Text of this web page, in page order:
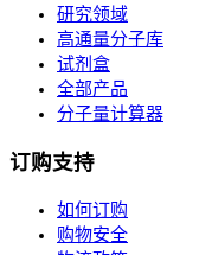
研究领域
高通量分子库
试剂盒
全部产品
分子量计算器
订购支持
如何订购
购物安全